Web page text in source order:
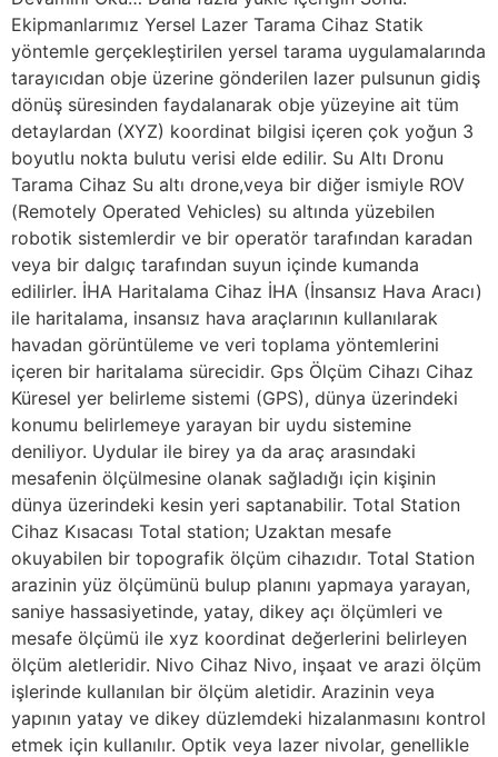
Ekipmanlarımız Yersel Lazer Tarama Cihaz Statik
yöntemle gerçekleştirilen yersel tarama uygulamalarında
tarayıcıdan obje üzerine gönderilen lazer pulsunun gidiş
dönüş süresinden faydalanarak obje yüzeyine ait tüm
detaylardan (XYZ) koordinat bilgisi içeren çok yoğun 3
boyutlu nokta bulutu verisi elde edilir. Su Altı Dronu
Tarama Cihaz Su altı drone,veya bir diğer ismiyle ROV
(Remotely Operated Vehicles) su altında yüzebilen
robotik sistemlerdir ve bir operatör tarafından karadan
veya bir dalgıç tarafından suyun içinde kumanda
edilirler. İHA Haritalama Cihaz İHA (İnsansız Hava Aracı)
ile haritalama, insansız hava araçlarının kullanılarak
havadan görüntüleme ve veri toplama yöntemlerini
içeren bir haritalama sürecidir. Gps Ölçüm Cihazı Cihaz
Küresel yer belirleme sistemi (GPS), dünya üzerindeki
konumu belirlemeye yarayan bir uydu sistemine
deniliyor. Uydular ile birey ya da araç arasındaki
mesafenin ölçülmesine olanak sağladığı için kişinin
dünya üzerindeki kesin yeri saptanabilir. Total Station
Cihaz Kısacası Total station; Uzaktan mesafe
okuyabilen bir topografik ölçüm cihazıdır. Total Station
arazinin yüz ölçümünü bulup planını yapmaya yarayan,
saniye hassasiyetinde, yatay, dikey açı ölçümleri ve
mesafe ölçümü ile xyz koordinat değerlerini belirleyen
ölçüm aletleridir. Nivo Cihaz Nivo, inşaat ve arazi ölçüm
işlerinde kullanılan bir ölçüm aletidir. Arazinin veya
yapının yatay ve dikey düzlemdeki hizalanmasını kontrol
etmek için kullanılır. Optik veya lazer nivolar, genellikle